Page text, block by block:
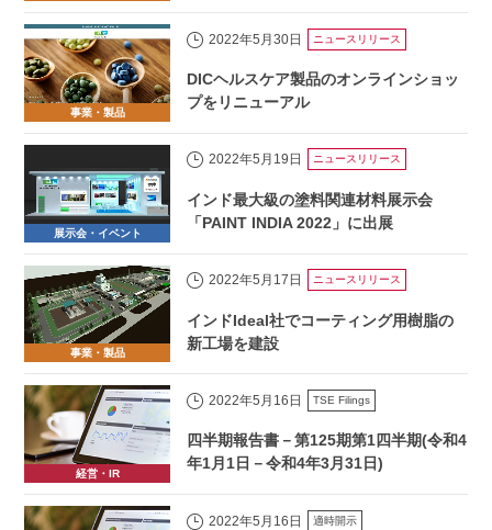
事業・製品
2022年5月30日 ニュースリリース
DICヘルスケア製品のオンラインショッ
プをリニューアル
展示会・イベント
2022年5月19日 ニュースリリース
インド最大級の塗料関連材料展示会
「PAINT INDIA 2022」に出展
事業・製品
2022年5月17日 ニュースリリース
インドIdeal社でコーティング用樹脂の
新工場を建設
経営・IR
2022年5月16日 TSE Filings
四半期報告書－第125期第1四半期(令和4
年1月1日－令和4年3月31日)
2022年5月16日 適時開示